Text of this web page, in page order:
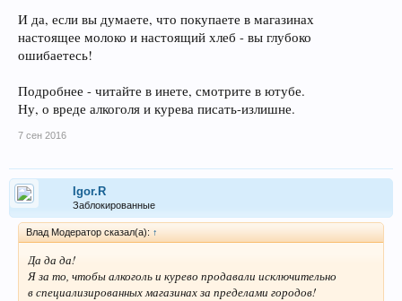
И да, если вы думаете, что покупаете в магазинах
настоящее молоко и настоящий хлеб - вы глубоко
ошибаетесь!
Подробнее - читайте в инете, смотрите в ютубе.
Ну, о вреде алкоголя и курева писать-излишне.
7 сен 2016
Igor.R
Заблокированные
Влад Модератор сказал(а): ↑
Да да да!
Я за то, чтобы алкоголь и курево продавали исключительно
в специализированных магазинах за пределами городов!